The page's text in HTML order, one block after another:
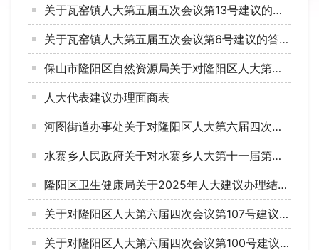
关于瓦窑镇人大第五届五次会议第13号建议的答复
关于瓦窑镇人大第五届五次会议第6号建议的答复
保山市隆阳区自然资源局关于对隆阳区人大第六届第四次会议第124号建议的答复
人大代表建议办理面商表
河图街道办事处关于对隆阳区人大第六届四次会议第127号建议的答复
水寨乡人民政府关于对水寨乡人大第十一届第三次会议第16号建议的答复
隆阳区卫生健康局关于2025年人大建议办理结果公开的情况说明
关于对隆阳区人大第六届四次会议第107号建议的答复
关于对隆阳区人大第六届四次会议第100号建议的答复